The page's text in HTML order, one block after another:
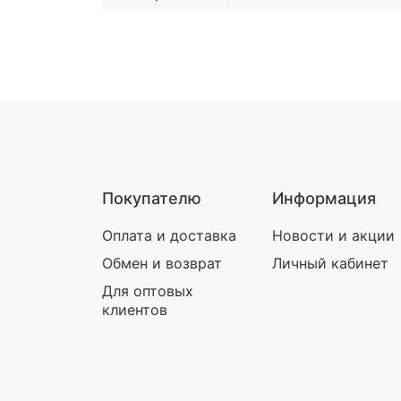
Покупателю
Оплата и доставка
Обмен и возврат
Для оптовых
клиентов
Информация
Новости и акции
Личный кабинет